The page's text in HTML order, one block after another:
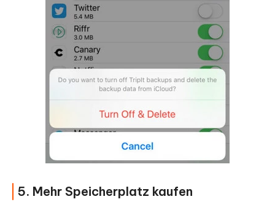
5. Mehr Speicherplatz kaufen